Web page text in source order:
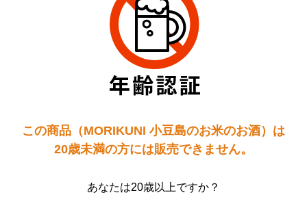
この商品（MORIKUNI 小豆島のお米のお酒）は
20歳未満の方には販売できません。
あなたは20歳以上ですか？